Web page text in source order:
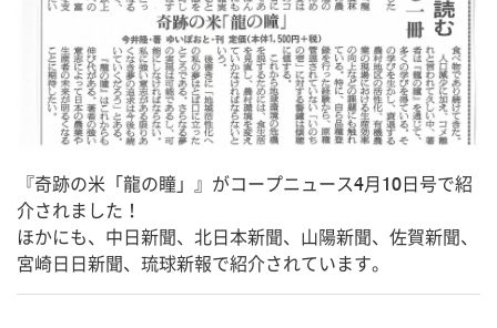
『奇跡の米「龍の瞳」』がコープニュース4月10日号で紹
介されました！
ほかにも、中日新聞、北日本新聞、山陽新聞、佐賀新聞、
宮崎日日新聞、琉球新報で紹介されています。